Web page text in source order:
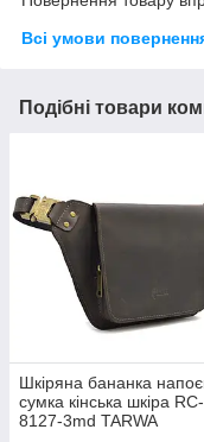
Всі умови
Подібні товари
Шкіряна бананка
сумка кінська шкіра RC-
8127-3md TARWA